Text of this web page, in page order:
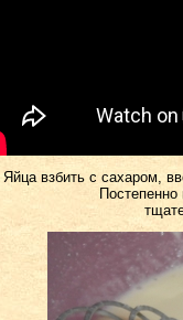
Яйца взбить с сахаром,